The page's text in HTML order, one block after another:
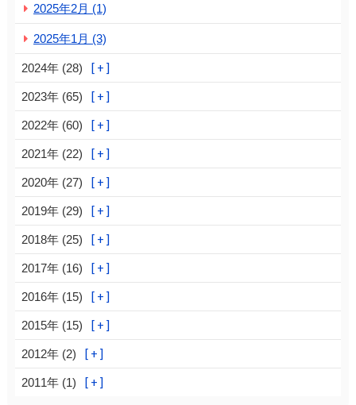
2025年2月 (1)
2025年1月 (3)
2024年 (28)
2023年 (65)
2022年 (60)
2021年 (22)
2020年 (27)
2019年 (29)
2018年 (25)
2017年 (16)
2016年 (15)
2015年 (15)
2012年 (2)
2011年 (1)